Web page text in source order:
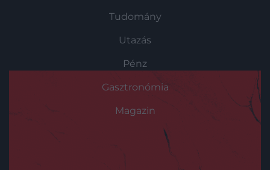
Tudomány
Utazás
Pénz
Gasztronómia
Magazin